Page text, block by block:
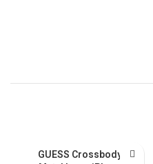
GUESS Crossbody PU